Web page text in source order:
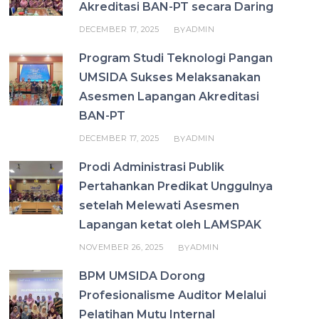
Akreditasi BAN-PT secara Daring
DECEMBER 17, 2025 BYADMIN
Program Studi Teknologi Pangan
UMSIDA Sukses Melaksanakan
Asesmen Lapangan Akreditasi
BAN-PT
DECEMBER 17, 2025 BYADMIN
Prodi Administrasi Publik
Pertahankan Predikat Unggulnya
setelah Melewati Asesmen
Lapangan ketat oleh LAMSPAK
NOVEMBER 26, 2025 BYADMIN
BPM UMSIDA Dorong
Profesionalisme Auditor Melalui
Pelatihan Mutu Internal